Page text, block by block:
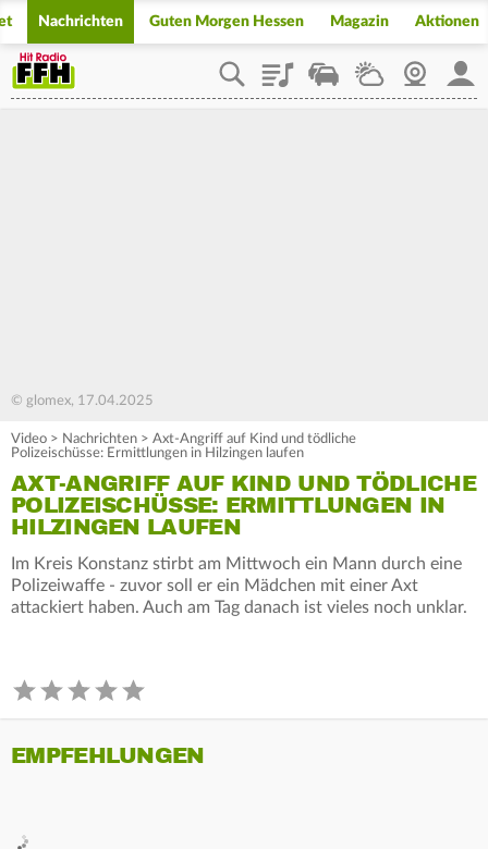
Nachrichten Guten Morgen Hessen Magazin Aktionen
PlaylistStaupilotWetterWebcam
© glomex, 17.04.2025
Video > Nachrichten > Axt-Angriff auf Kind und tödliche
Polizeischüsse: Ermittlungen in Hilzingen laufen
AXT-ANGRIFF AUF KIND UND TÖDLICHE
POLIZEISCHÜSSE: ERMITTLUNGEN IN
HILZINGEN LAUFEN
Im Kreis Konstanz stirbt am Mittwoch ein Mann durch eine
Polizeiwaffe - zuvor soll er ein Mädchen mit einer Axt
attackiert haben. Auch am Tag danach ist vieles noch unklar.
EMPFEHLUNGEN